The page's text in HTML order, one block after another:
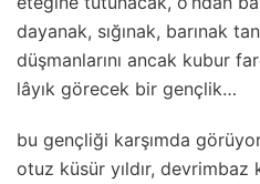
dayanak, sığınak, barınak
düşmanlarını ancak kubur
lâyık görecek bir gençlik…
bu gençliği karşımda
otuz küsür yıldır,